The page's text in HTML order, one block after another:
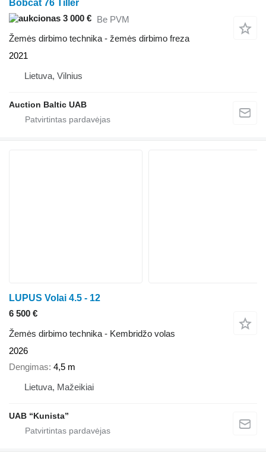
Bobcat 76 Tiller
3 000 € Be PVM
Žemės dirbimo technika - žemės dirbimo freza
2021
Lietuva, Vilnius
Auction Baltic UAB
LUPUS Volai 4.5 - 12
6 500 €
Žemės dirbimo technika - Kembridžo volas
2026
Dengimas 4,5 m
Lietuva, Mažeikiai
UAB “Kunista”